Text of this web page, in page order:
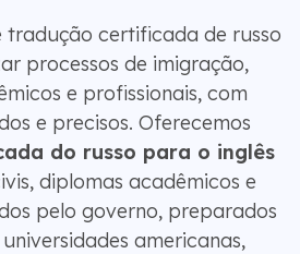
tradução certificada de russo
processos de imigração,
e profissionais, com
e precisos. Oferecemos
do russo para o inglês
diplomas acadêmicos e
pelo governo, preparados
americanas,